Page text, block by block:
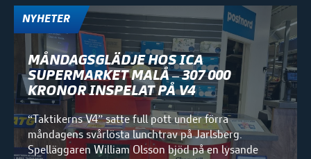
NYHETER
MÅNDAGSGLÄDJE HOS ICA
SUPERMARKET MALÅ – 307 000
KRONOR INSPELAT PÅ V4
“Taktikerns V4” satte full pott under förra
måndagens svårlösta lunchtrav på Jarlsberg.
Spelläggaren William Olsson bjöd på en lysande